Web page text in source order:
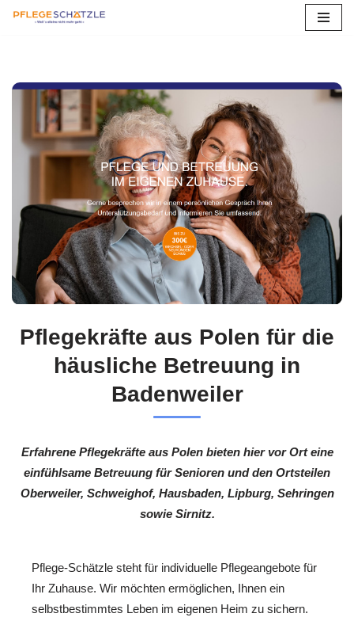
springen
Pflegekräfte aus Polen für die
häusliche Betreuung in
Badenweiler
Erfahrene Pflegekräfte aus Polen bieten hier vor Ort eine
einfühlsame Betreuung für Senioren und den Ortsteilen
Oberweiler, Schweighof, Hausbaden, Lipburg, Sehringen
sowie Sirnitz.
Pflege-Schätzle steht für individuelle Pflegeangebote für
Ihr Zuhause. Wir möchten ermöglichen, Ihnen ein
selbstbestimmtes Leben im eigenen Heim zu sichern.